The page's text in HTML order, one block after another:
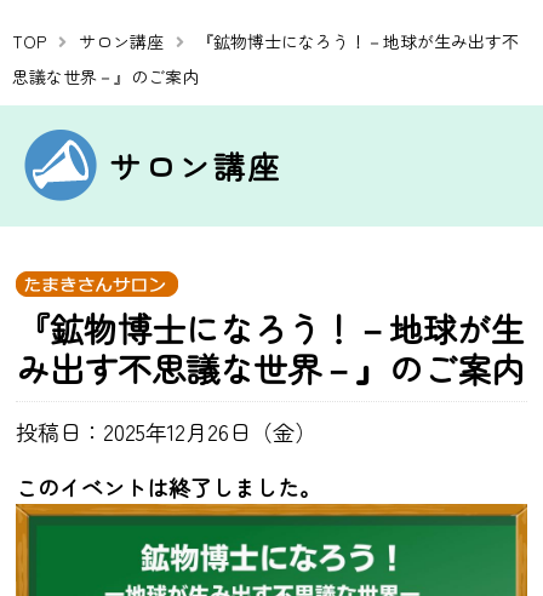
TOP サロン講座
『鉱物博士になろう！－地球が生み出す不
思議な世界－』のご案内
サロン講座
『鉱物博士になろう！－地球が生
み出す不思議な世界－』のご案内
投稿日：2025年12月26日（金）
このイベントは終了しました。